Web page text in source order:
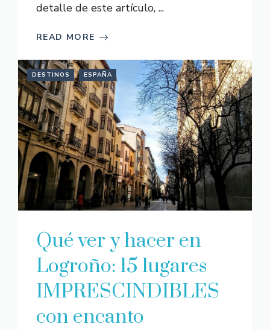
detalle de este artículo, ...
READ MORE
DESTINOS ESPAÑA
Qué ver y hacer en
Logroño: 15 lugares
IMPRESCINDIBLES
con encanto